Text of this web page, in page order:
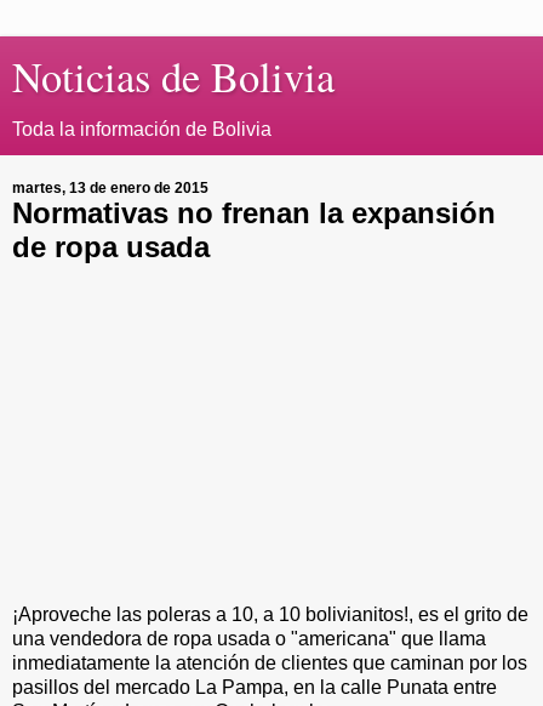
Noticias de Bolivia
Toda la información de Bolivia
martes, 13 de enero de 2015
Normativas no frenan la expansión
de ropa usada
¡Aproveche las poleras a 10, a 10 bolivianitos!, es el grito de
una vendedora de ropa usada o "americana" que llama
inmediatamente la atención de clientes que caminan por los
pasillos del mercado La Pampa, en la calle Punata entre